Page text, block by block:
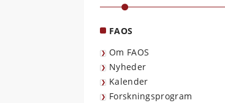
FAOS
Om FAOS
Nyheder
Kalender
Forskningsprogram